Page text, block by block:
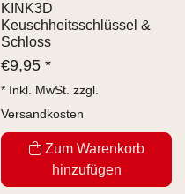
KINK3D
Keuschheitsschlüssel &
Schloss
€9,95 *
* Inkl. MwSt. zzgl.
Versandkosten
Zum Warenkorb
hinzufügen